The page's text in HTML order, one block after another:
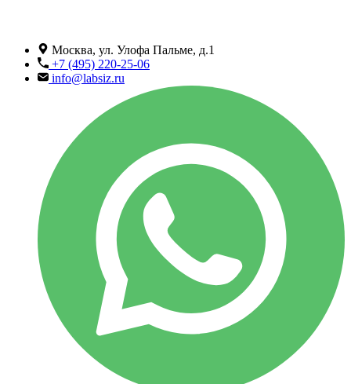
Москва, ул. Улофа Пальме, д.1
+7 (495) 220-25-06
info@labsiz.ru